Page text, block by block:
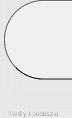
Podkładki na materace
Materace nawierzchniowe
Kołdry i poduszki